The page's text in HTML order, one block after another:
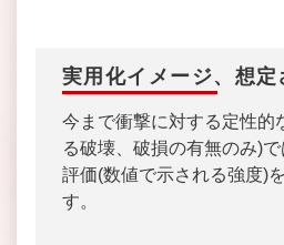
実用化イメージ、想定
今まで衝撃に対する定性的
る破壊、破損の有無のみ)
評価(数値で示される強度)
す。